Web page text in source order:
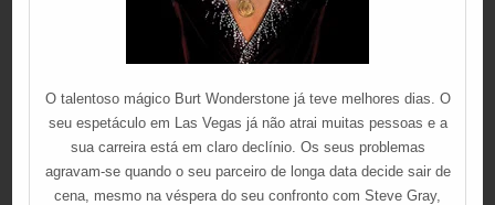
O talentoso mágico Burt Wonderstone já teve melhores dias. O
seu espetáculo em Las Vegas já não atrai muitas pessoas e a
sua carreira está em claro declínio. Os seus problemas
agravam-se quando o seu parceiro de longa data decide sair de
cena, mesmo na véspera do seu confronto com Steve Gray,